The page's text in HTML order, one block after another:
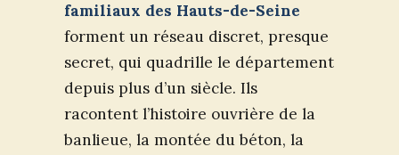
familiaux des Hauts-de-Seine
forment un réseau discret, presque
secret, qui quadrille le département
depuis plus d’un siècle. Ils
racontent l’histoire ouvrière de la
banlieue, la montée du béton, la